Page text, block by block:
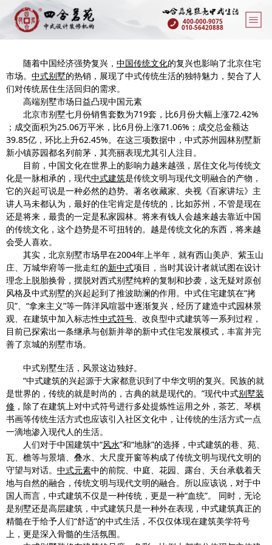
400-000-9075
010-56420888
随着中国经济强势复兴， 中国传统文化的复兴也影响了北京住宅
市场。 中式别墅的热销，展现了中式传统生活的独特魅力，契合了人
们对传统居住生活回归的需求。
高端别墅市场日益凸现中国元素
北京市别墅七月份销售套数为719套，比6月份大幅上涨72.42%
；成交面积为25.06万平米，比6月份上涨71.06%；成交总金额达
39.85亿，环比上升62.45%。在这三项数据中，中式苏州园林别墅新
新小镇苏园都名列前茅，其亮丽表现尤其引人注目。
目前，中国文化在世界上的影响力越来越强，居住文化与传统文
化是一脉相承的，现代中式建筑是传统文明与现代文明融合的产物，
它的兴起可说是一种必然的趋势。著名收藏家、央视《百家讲坛》主
讲人马未都认为，最好的住宅肯定是传统的，比如苏州，不管是现在
还是将来，最贵的一定是私家园林。将来有钱人会越来越去靠近中国
的传统文化，这个趋势是不可扭转的。越是传统文化的东西，将来越
会受人喜欢。
其实，北京别墅市场早在2004年上半年，就有西山美庐、紫玉山
庄、万城华府等一批走红的新中式项目，当时其设计者就试图在设计
理念上脱胎换骨，摆脱对西式别墅纯粹的复制和抄袭，这无疑对原创
风格及中式别墅的兴起起到了推波助澜的作用。中式住宅建筑在“拷
贝”、“拿来主义”等一阵洋风喧嚣中逐渐复兴，经历了建造中式园林景
观、在建筑中加入标志性中式符号、改良型中式建筑等一系列过程，
目前已探索出一条继承与创新并举的新中式住宅发展模式，丰富并完
善了京城的别墅市场。
中式别墅生活，风景这边独好。
“中式建筑的兴起源于大家都意识到了中华文明的复兴。民族的就
是世界的，传统的就是时尚的，古典的就是现代的。”现代中式别墅装
修 ，除了在建筑上对中式符号进行多处提炼性运用之外，茶艺、琴棋
书画等传统生活方式也应该引入社区文化中，让传统的生活方式一点
一滴地渗入现代人的生活。
人们对于中国建筑中“风水”和“地脉”的选择，中式建筑的巷、苑、
瓦、檐等与景墙、叠水、大尺度开窗等构成了传统文明与现代文明的
守望与对话。 中式元素中的前院、中庭、花园、露台、天台承载着天
地与自然的融合，传统文明与现代文明的融合。所以应该说，对于中
国人而言，中式建筑不仅是一种传统，更是一种“血统”。 同时，无论
是别墅还是高层建筑，中式建筑只是一种外在表现，中式建筑真正的
精髓在于给予人们“舒适”的中式生活，不仅仅体现在建筑美学符号
上，更是深入骨髓的生活氛围。